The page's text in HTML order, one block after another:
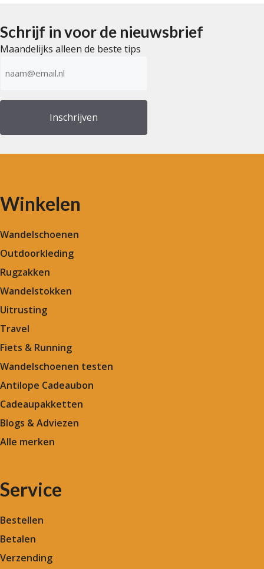
Schrijf in voor de nieuwsbrief
Maandelijks alleen de beste tips
mailadres
Winkelen
Wandelschoenen
Outdoorkleding
Rugzakken
Wandelstokken
Uitrusting
Travel
Fiets & Running
Wandelschoenen testen
Antilope Cadeaubon
Cadeaupakketten
Blogs & Adviezen
Alle merken
Service
Bestellen
Betalen
Verzending